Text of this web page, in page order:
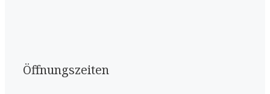
Öffnungszeiten